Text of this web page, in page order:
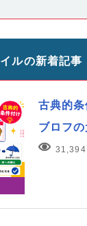
ルの新着記事
古典的
ブロフ